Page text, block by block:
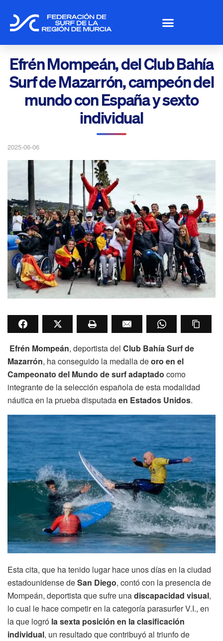
Efrén Mompeán, del Club Bahía
Surf de Mazarrón, campeón del
mundo con España y sexto
individual
2025-06-06
Efrén Mompeán, deportista del Club Bahía Surf de
Mazarrón, ha conseguido la medalla deoro en el
Campeonato del Mundo de surf adaptado como
integrante de la selección española de esta modalidad
náutica en la prueba disputadaen Estados Unidos.
Esta cita, que ha tenido lugar hace unos días en la ciudad
estadounidense deSan Diego, contó con la presencia de
Mompeán, deportista que sufre unadiscapacidad visual,
lo cual le hace competir en la categoría parasurfer V.I., en
la que logró la sexta posición en la clasificación
individual, un resultado que contribuyó al triunfo de